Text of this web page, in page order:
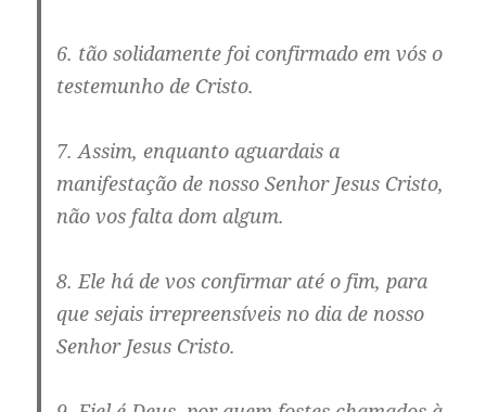
6. tão solidamente foi confirmado em vós o
testemunho de Cristo.
7. Assim, enquanto aguardais a
manifestação de nosso Senhor Jesus Cristo,
não vos falta dom algum.
8. Ele há de vos confirmar até o fim, para
que sejais irrepreensíveis no dia de nosso
Senhor Jesus Cristo.